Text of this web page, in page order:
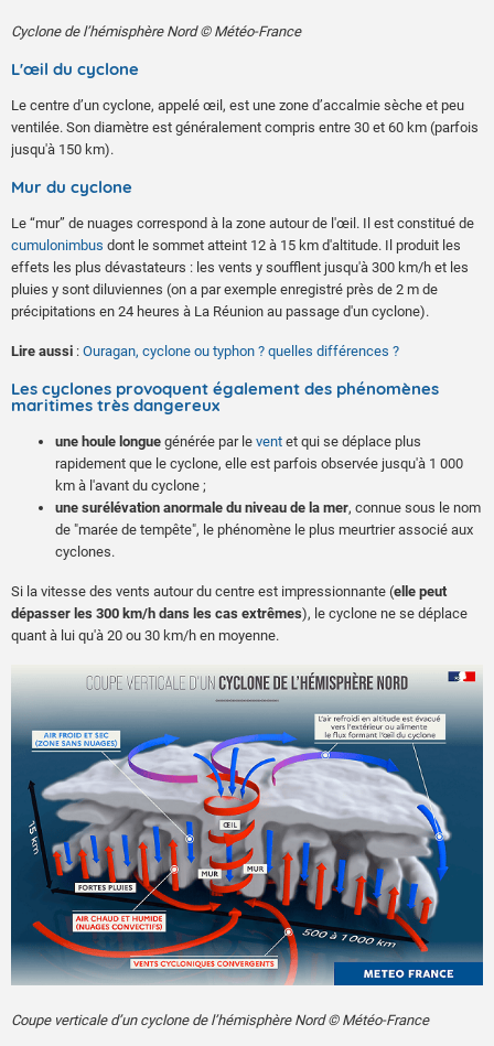
Cyclone de l’hémisphère Nord © Météo-France
L'œil du cyclone
Le centre d’un cyclone, appelé œil, est une zone d’accalmie sèche et peu
ventilée. Son diamètre est généralement compris entre 30 et 60 km (parfois
jusqu'à 150 km).
Mur du cyclone
Le “mur” de nuages correspond à la zone autour de l'œil. Il est constitué de
cumulonimbus dont le sommet atteint 12 à 15 km d'altitude. Il produit les
effets les plus dévastateurs : les vents y soufflent jusqu'à 300 km/h et les
pluies y sont diluviennes (on a par exemple enregistré près de 2 m de
précipitations en 24 heures à La Réunion au passage d'un cyclone).
Lire aussi : Ouragan, cyclone ou typhon ? quelles différences ?
Les cyclones provoquent également des phénomènes
maritimes très dangereux
une houle longue générée par le vent et qui se déplace plus
rapidement que le cyclone, elle est parfois observée jusqu'à 1 000
km à l'avant du cyclone ;
une surélévation anormale du niveau de la mer, connue sous le nom
de "marée de tempête", le phénomène le plus meurtrier associé aux
cyclones.
Si la vitesse des vents autour du centre est impressionnante (elle peut
dépasser les 300 km/h dans les cas extrêmes), le cyclone ne se déplace
quant à lui qu'à 20 ou 30 km/h en moyenne.
Coupe verticale d’un cyclone de l’hémisphère Nord © Météo-France